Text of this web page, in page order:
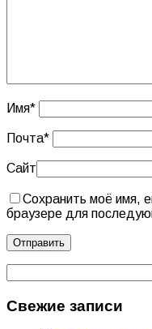
Имя*
Почта*
Сайт
Сохранить моё имя,
браузере для
Свежие записи